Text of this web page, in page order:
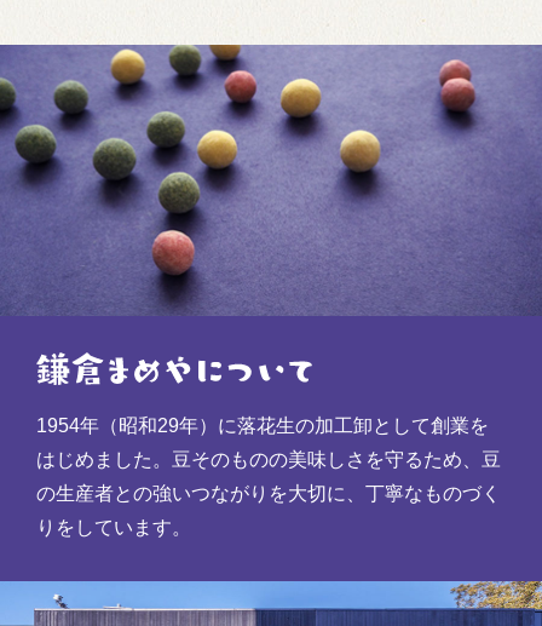
1954年（昭和29年）に落花生の加工卸として創業を
はじめました。豆そのものの美味しさを守るため、豆
の生産者との強いつながりを大切に、丁寧なものづく
りをしています。